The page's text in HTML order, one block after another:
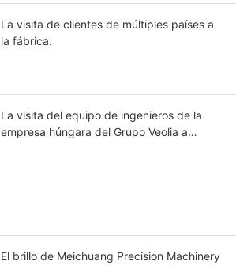
La visita de clientes de múltiples países a
la fábrica.
La visita del equipo de ingenieros de la
empresa húngara del Grupo Veolia a
El brillo de Meichuang Precision Machinery